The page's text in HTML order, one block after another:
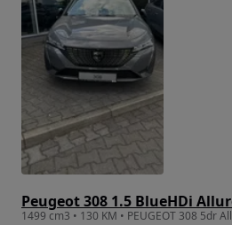
Peugeot 308 1.5 BlueHDi
1499 cm3 • 130 KM • PEUGEOT 308 5dr